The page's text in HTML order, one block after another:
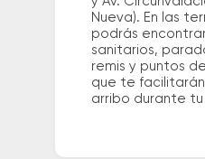
Nueva). En las
podrás
sanitarios,
remis y puntos
que te
arribo durante tu